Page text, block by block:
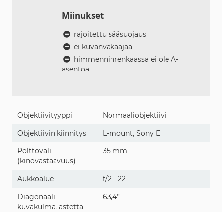
Miinukset
rajoitettu sääsuojaus
ei kuvanvakaajaa
himmenninrenkaassa ei ole A-
asentoa
Objektiivityyppi
Normaaliobjektiivi
Objektiivin kiinnitys
L-mount, Sony E
Polttoväli
(kinovastaavuus)
35 mm
Aukkoalue
f/2 - 22
Diagonaali
kuvakulma, astetta
63,4°